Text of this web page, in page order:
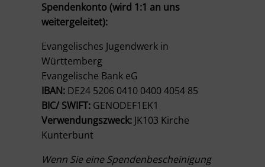
Spendenkonto (wird 1:1 an uns
weitergeleitet):
Evangelisches Jugendwerk in
Württemberg
Evangelische Bank eG
IBAN: DE24 5206 0410 0400 4054 85
BIC/ SWIFT: GENODEF1EK1
Verwendungszweck: JK103 Kirche
Kunterbunt
Wenn Sie eine Spendenbescheinigung